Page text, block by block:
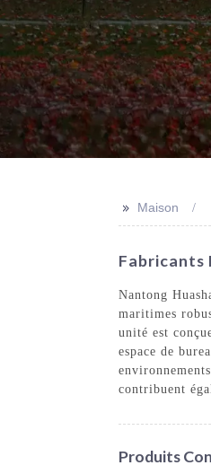
>> Maison
Fabricants
Nantong
maritimes
unité est
espace de
contribuent
Produits